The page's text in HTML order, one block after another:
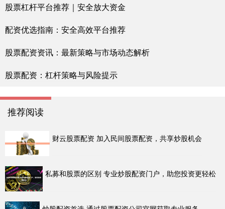
股票杠杆平台推荐｜安全放大资金
配资优选指南：安全高效平台推荐
股票配资资讯：最新策略与市场动态解析
股票配资：杠杆策略与风险提示
推荐阅读
财云股票配资 加入民间股票配资，共享炒股机会
私募和股票的区别 专业炒股配资门户，助您投资更轻松